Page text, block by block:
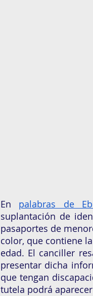
En palabras de
suplantación de
pasaportes de
color, que contiene
edad. El canciller
presentar dicha
que tengan
tutela podrá